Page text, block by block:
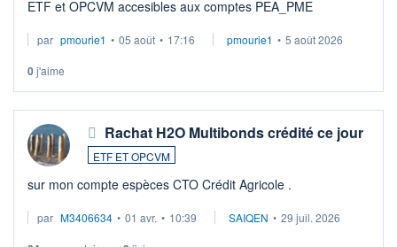
ETF et OPCVM accesibles aux comptes PEA_PME
par pmourie1 • 05 août • 17:16 pmourie1 • 5 août 2026
0j'aime
Rachat H2O Multibonds crédité ce jour
ETF ET OPCVM
sur mon compte espèces CTO Crédit Agricole .
par M3406634 • 01 avr. • 10:39 SAIQEN • 29 juil. 2026